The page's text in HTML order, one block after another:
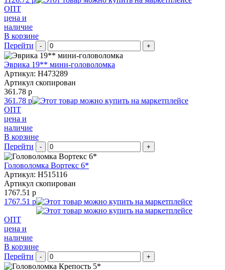
ОПТ
цена и
наличие
В корзине
Перейти
- +
Эврика 19** мини-головоломка
Артикул: H473289
Артикул скопирован
361.78 р
361.78 р
ОПТ
цена и
наличие
В корзине
Перейти
- +
Головоломка Вортекс 6*
Артикул: H515116
Артикул скопирован
1767.51 р
1767.51 р
ОПТ
цена и
наличие
В корзине
Перейти
- +